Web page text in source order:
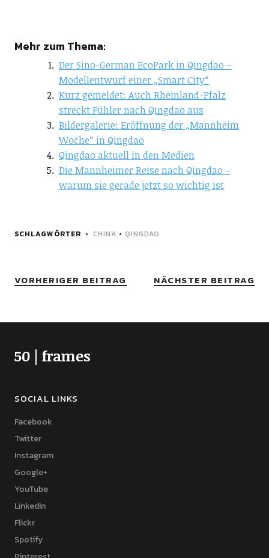
Mehr zum Thema:
Der Sino-German EcoPark in Qingdao –
Modellentwurf einer „Smart City“
Kurz gemeldet: Auch Rheinland-Pfalz
streckt Fühler nach Qingdao aus
Bildergalerie: Eröffnung der „Mannheim
Woche“ in Qingdao
Qingdao aktuell in den Medien
Die Mannheimer Reise nach Qingdao –
warum sie gerade jetzt so wichtig ist
SCHLAGWÖRTER CHINA • QINGDAO
VORHERIGER BEITRAG NÄCHSTER BEITRAG
50 | frames
SOCIAL LINKS
Facebook
Twitter
Instagram
Google+
YouTube
LinkedIn
Flickr
Spotify